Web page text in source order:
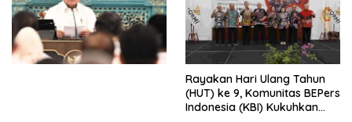
Simposium Nasional “Urgensi
Undang-Undang
Perekonomian Nasional dan
Kesejahteraan Sosial dalam
Rayakan Hari Ulang Tahun
(HUT) ke 9, Komunitas BEPers
Indonesia (KBI) Kukuhkan